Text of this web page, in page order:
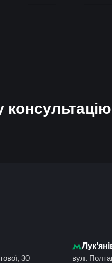
30
вул.